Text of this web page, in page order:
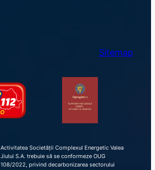
Sitemap
Activitatea Societății Complexul Energetic Valea
Jiului S.A. trebuie să se conformeze OUG
108/2022, privind decarbonizarea sectorului